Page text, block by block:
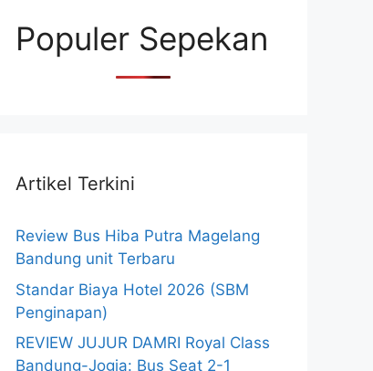
Populer Sepekan
Artikel Terkini
Review Bus Hiba Putra Magelang
Bandung unit Terbaru
Standar Biaya Hotel 2026 (SBM
Penginapan)
REVIEW JUJUR DAMRI Royal Class
Bandung-Jogja: Bus Seat 2-1